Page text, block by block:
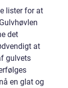
lister for at
det
at
gulvets
en glat og